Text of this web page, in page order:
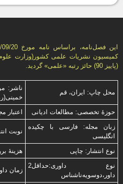
(پاییز 90) حائز رتبه «علمی» گردید.
محل چاپ: ایران، قم
ناشر:
حوزۀ تخصصی: مطالعات ادیانی
اعتبار
زبان مجله: فارسی با چكیده
انگلیسی
نوبت
نوع انتشار: چاپی
هزینۀ
نوع داوری:حداقل2
داور،دوسویه‌ناشناس
زمان